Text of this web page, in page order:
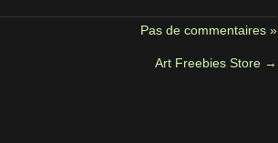
Pas de commentaires »
Art Freebies Store →